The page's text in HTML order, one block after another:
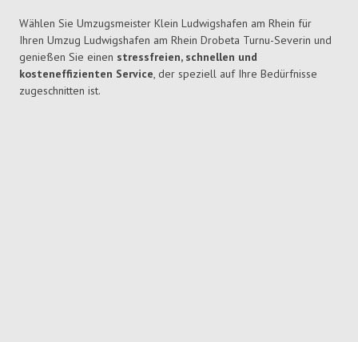
Wählen Sie Umzugsmeister Klein Ludwigshafen am Rhein für
Ihren Umzug Ludwigshafen am Rhein Drobeta Turnu-Severin und
genießen Sie einen stressfreien, schnellen und
kosteneffizienten Service, der speziell auf Ihre Bedürfnisse
zugeschnitten ist.